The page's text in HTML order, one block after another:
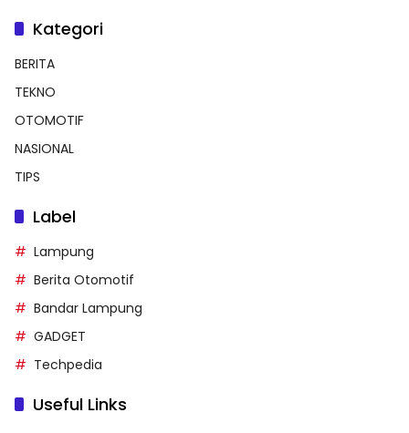
Kategori
BERITA
TEKNO
OTOMOTIF
NASIONAL
TIPS
Label
Lampung
Berita Otomotif
Bandar Lampung
GADGET
Techpedia
Useful Links